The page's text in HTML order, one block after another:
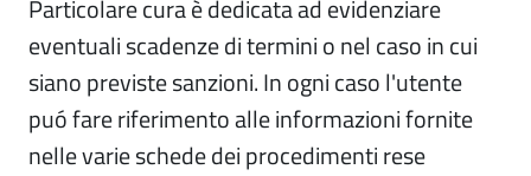
Particolare cura è dedicata ad evidenziare
eventuali scadenze di termini o nel caso in cui
siano previste sanzioni. In ogni caso l'utente
puó fare riferimento alle informazioni fornite
nelle varie schede dei procedimenti rese